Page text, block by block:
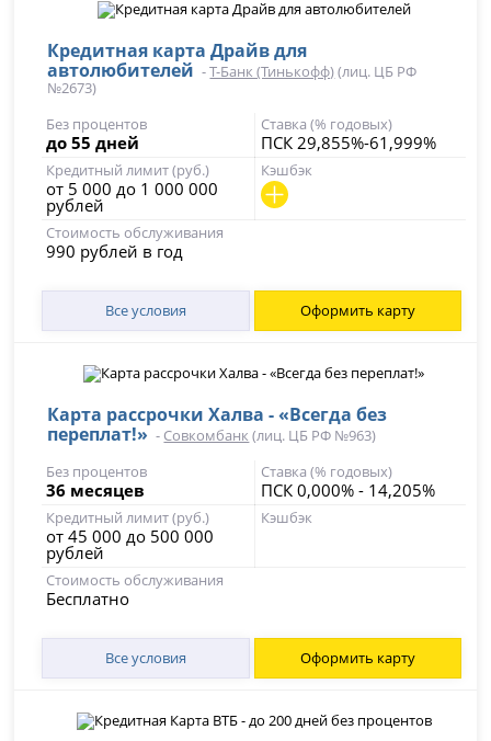
Кредитная карта Драйв для
автолюбителей -Т-Банк (Тинькофф)(лиц. ЦБ РФ
№2673)
Без процентов
до 55 дней
Ставка (% годовых)
ПСК 29,855%-61,999%
Кредитный лимит (руб.)
от 5 000 до 1 000 000
рублей
Кэшбэк
Стоимость обслуживания
990 рублей в год
Все условия Оформить карту
Карта рассрочки Халва - «Всегда без
переплат!» - Совкомбанк (лиц. ЦБ РФ №963)
Без процентов
36 месяцев
Ставка (% годовых)
ПСК 0,000% - 14,205%
Кредитный лимит (руб.)
от 45 000 до 500 000
рублей
Кэшбэк
Стоимость обслуживания
Бесплатно
Все условия Оформить карту